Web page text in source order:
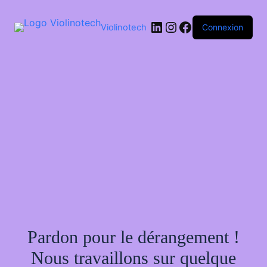
contenu
Violinotech LinkedIn
Instagram
Facebook
Connexion
Pardon pour le dérangement !
Nous travaillons sur quelque